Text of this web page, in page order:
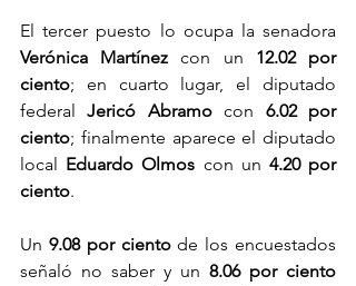
Verónica Martínez con un 12.02 por
ciento; en cuarto lugar, el diputado
federal Jericó Abramo con 6.02 por
ciento; finalmente aparece el diputado
local Eduardo Olmos con un 4.20 por
ciento.
Un 9.08 por ciento de los encuestados
señaló no saber y un 8.06 por ciento